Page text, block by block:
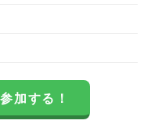
加する！